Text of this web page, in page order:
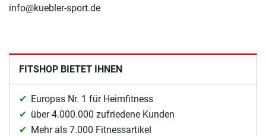
info@kuebler-sport.de
FITSHOP BIETET IHNEN
Europas Nr. 1 für Heimfitness
über 4.000.000 zufriedene Kunden
Mehr als 7.000 Fitnessartikel